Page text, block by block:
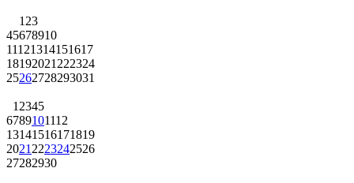
1 23
45678910
11121314151617
18192021 222324
25262728293031
1 2345
6789101112
13141516171819
2021 2223242526
27282930